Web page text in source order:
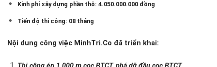
Kinh phí xây dựng phần thô: 4.050.000.000 đồng
Tiến độ thi công: 08 tháng
Nội dung công việc MinhTri.Co đã triển khai: